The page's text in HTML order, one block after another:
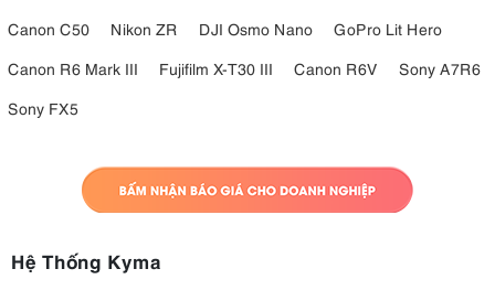
Canon C50
Nikon ZR DJI Osmo Nano
GoPro Lit Hero
Canon R6 Mark III
Fujifilm X-T30 III Canon R6V
Sony A7R6
Sony FX5
Hệ Thống Kyma